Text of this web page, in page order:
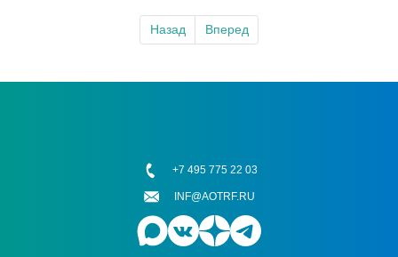
Назад Вперед
+7 495 775 22 03
INF@AOTRF.RU